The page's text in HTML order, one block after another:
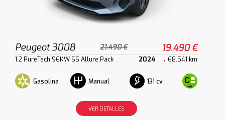
Peugeot 3008 21.490 € 19.490 €
1.2 PureTech 96KW SS Allure Pack 2024 68.541 km
Gasolina Manual 131 cv
VER DETALLES